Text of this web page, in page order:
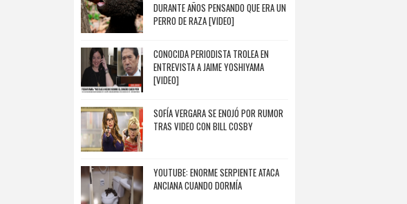
DURANTE AÑOS PENSANDO QUE ERA UN
PERRO DE RAZA [VIDEO]
CONOCIDA PERIODISTA TROLEA EN
ENTREVISTA A JAIME YOSHIYAMA
[VIDEO]
SOFÍA VERGARA SE ENOJÓ POR RUMOR
TRAS VIDEO CON BILL COSBY
YOUTUBE: ENORME SERPIENTE ATACA
ANCIANA CUANDO DORMÍA